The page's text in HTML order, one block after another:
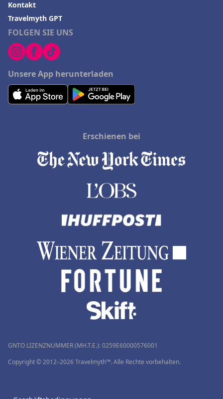
FOLGEN SIE UNS
Unsere App herunterladen
Kontakt
Travelmyth GPT
Erschienen bei
GNTO LIZENZNUMMER (MH.T.E.): 0259Ε60000576001
Copyright © 2012–2026 Travelmyth™. Alle Rechte vorbehalten.